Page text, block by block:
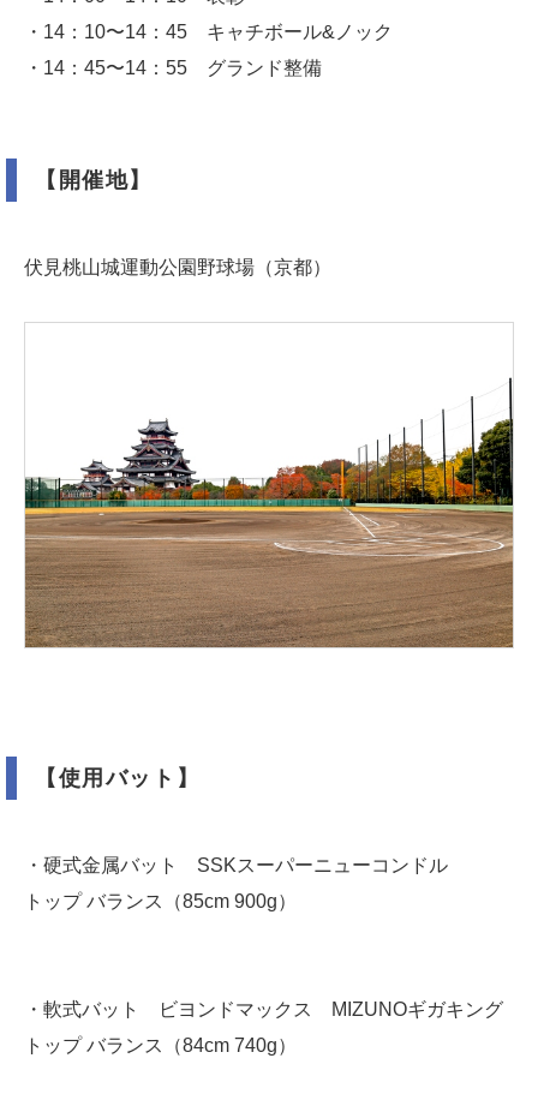
・14：10〜14：45 キャチボール&ノック
・14：45〜14：55 グランド整備
【開催地】
伏見桃山城運動公園野球場（京都）
【使用バット】
・硬式金属バット SSKスーパーニューコンドル
トップ バランス（85cm 900g）
・軟式バット ビヨンドマックス MIZUNOギガキング
トップ バランス（84cm 740g）